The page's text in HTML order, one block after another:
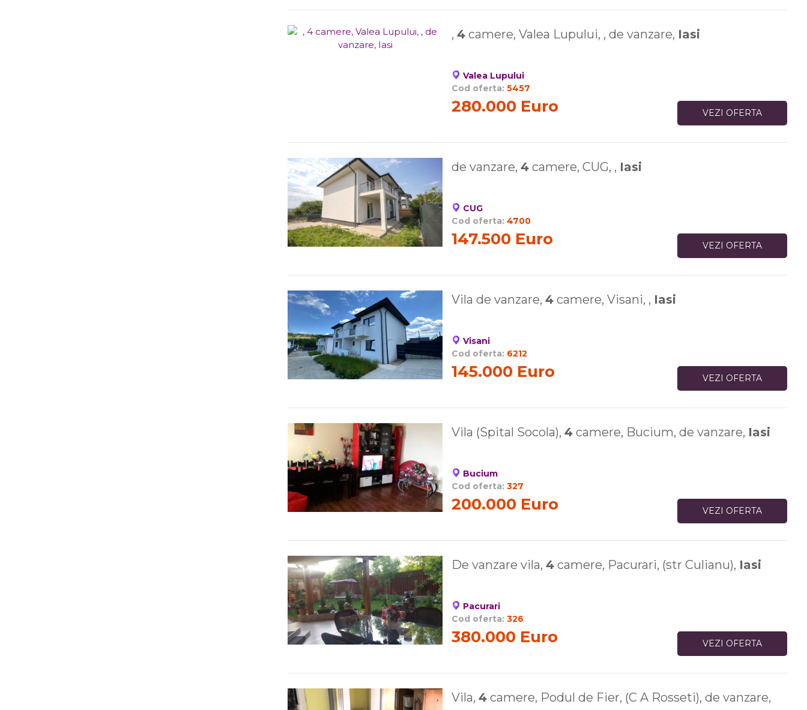
, 4 camere, Valea Lupului, , de vanzare, Iasi
Valea Lupului
Cod oferta: 5457
280.000 Euro VEZI OFERTA
de vanzare, 4 camere, CUG, , Iasi
CUG
Cod oferta: 4700
147.500 Euro VEZI OFERTA
Vila de vanzare, 4 camere, Visani, , Iasi
Visani
Cod oferta: 6212
145.000 Euro VEZI OFERTA
Vila (Spital Socola), 4 camere, Bucium, de vanzare, Iasi
Bucium
Cod oferta: 327
200.000 Euro VEZI OFERTA
De vanzare vila, 4 camere, Pacurari, (str Culianu), Iasi
Pacurari
Cod oferta: 326
380.000 Euro VEZI OFERTA
Vila, 4 camere, Podul de Fier, (C A Rosseti), de vanzare,